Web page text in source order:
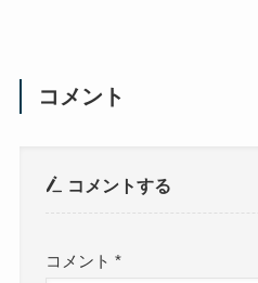
コメント
コメントする
コメント*